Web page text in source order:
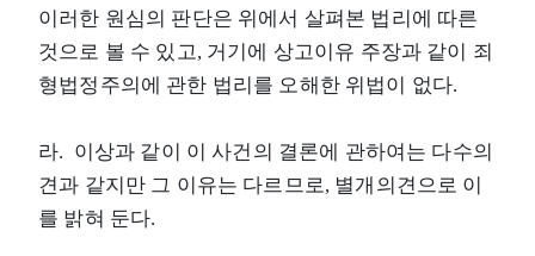
이러한 원심의 판단은 위에서 살펴본 법리에 따른
것으로 볼 수 있고, 거기에 상고이유 주장과 같이 죄
형법정주의에 관한 법리를 오해한 위법이 없다.
라. 이상과 같이 이 사건의 결론에 관하여는 다수의
견과 같지만 그 이유는 다르므로, 별개의견으로 이
를 밝혀 둔다.